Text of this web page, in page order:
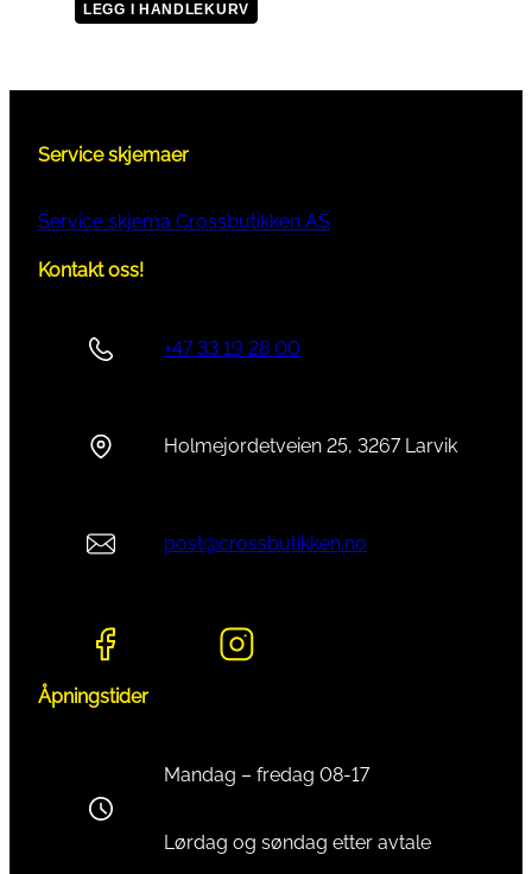
LEGG I HANDLEKURV
Service skjemaer
Service skjema Crossbutikken AS
Kontakt oss!
+47 33 19 28 00
Holmejordetveien 25, 3267 Larvik
post@crossbutikken.no
Åpningstider
Mandag – fredag 08-17
Lørdag og søndag etter avtale